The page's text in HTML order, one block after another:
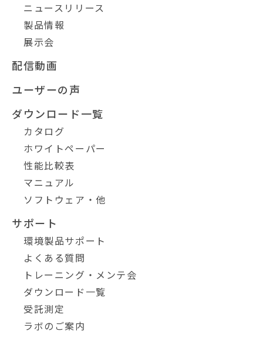
ニュースリリース
製品情報
展示会
配信動画
ユーザーの声
ダウンロード一覧
カタログ
ホワイトペーパー
性能比較表
マニュアル
ソフトウェア・他
サポート
環境製品サポート
よくある質問
トレーニング・メンテ会
ダウンロード一覧
受託測定
ラボのご案内